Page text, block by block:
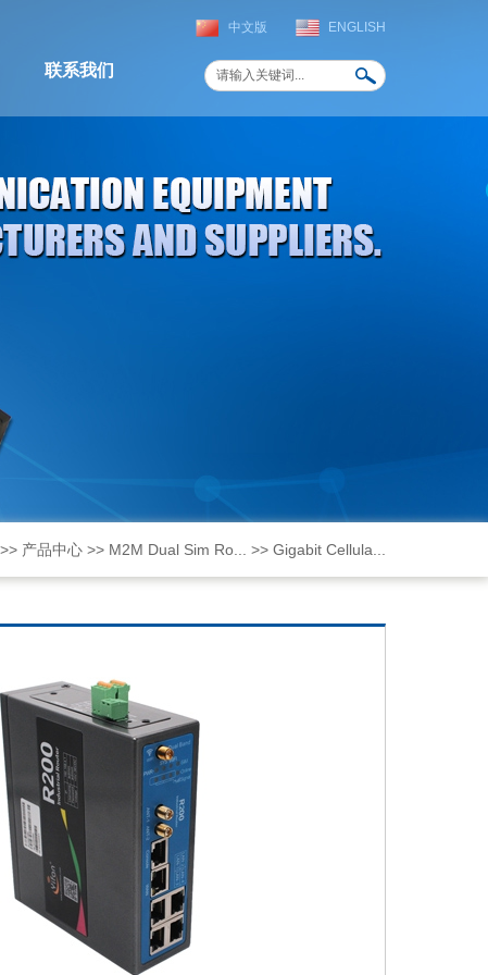
联系我们
ENGLISH
中文版
产品中心>> M2M Dual Sim Ro... >> Gigabit Cellula...